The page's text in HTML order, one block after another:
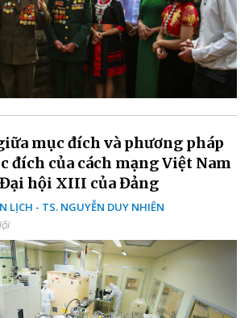
mục đích và phương pháp
đích của cách mạng Việt Nam
hội XIII của Đảng
LỊCH - TS. NGUYỄN DUY NHIÊN